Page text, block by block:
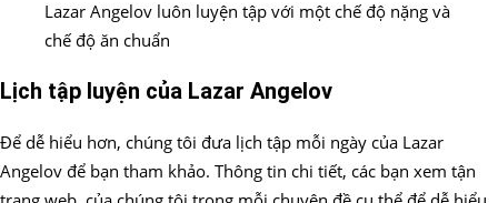
Lazar Angelov luôn luyện tập với một chế độ nặng và
chế độ ăn chuẩn
Lịch tập luyện của Lazar Angelov
Để dễ hiểu hơn, chúng tôi đưa lịch tập mỗi ngày của Lazar
Angelov để bạn tham khảo. Thông tin chi tiết, các bạn xem tận